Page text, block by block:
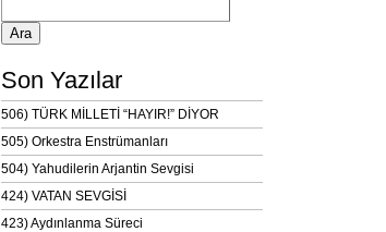
Son Yazılar
506) TÜRK MİLLETİ “HAYIR!” DİYOR
505) Orkestra Enstrümanları
504) Yahudilerin Arjantin Sevgisi
424) VATAN SEVGİSİ
423) Aydınlanma Süreci